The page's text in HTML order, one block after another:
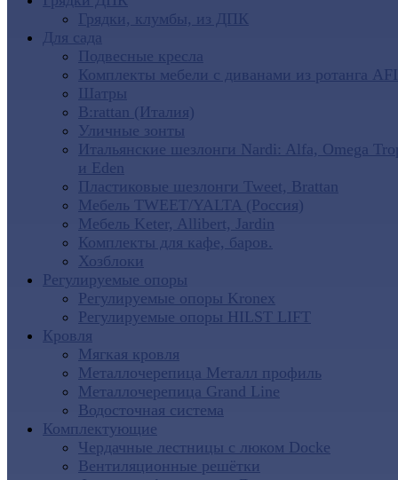
Грядки, клумбы, из ДПК
Для сада
Подвесные кресла
Комплекты мебели с диванами из ротанга
Шатры
B:rattan (Италия)
Уличные зонты
Итальянские шезлонги Nardi: Alfa, Omega
и Eden
Пластиковые шезлонги Tweet, Brattan
Мебель TWEET/YALTA (Россия)
Мебель Keter, Allibert, Jardin
Комплекты для кафе, баров.
Хозблоки
Регулируемые опоры
Регулируемые опоры Kronex
Регулируемые опоры HILST LIFT
Кровля
Мягкая кровля
Металлочерепица Металл профиль
Металлочерепица Grand Line
Водосточная система
Комплектующие
Чердачные лестницы с люком Docke
Вентиляционные решётки